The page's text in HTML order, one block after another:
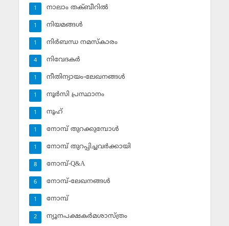
നാലാം തക്ബീറില്‍
1
നിയമങ്ങള്‍
1
നിര്‍ബന്ധ നമസ്‌കാരം
1
നിവേദകര്‍
4
നീതിന്യായം-ലേഖനങ്ങള്‍
1
നൂര്‍സി പ്രസ്ഥാനം
1
നൂഹ്‌
1
നോമ്പ് തുറക്കുമ്പോള്‍
1
നോമ്പ് തുറപ്പിച്ചവര്‍ക്കായി
1
നോമ്പ്-Q&A
8
നോമ്പ്-ലേഖനങ്ങള്‍
6
നോമ്പ്‌
1
ന്യൂനപക്ഷകര്‍മശാസ്ത്രം
2